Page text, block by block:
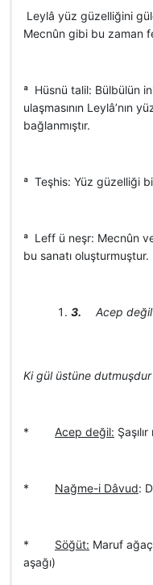
 Leylâ yüz güzelliğini
Mecnûn gibi bu zaman
ª Hüsnü talil: Bülbülün
ulaşmasının Leylâ’nın
bağlanmıştır.
ª Teşhis: Yüz güzelliği
ª Leff ü neşr: Mecnûn
bu sanatı oluşturmuştur.
3. Acep
Ki gül üstüne dutmuşdur
* Acep değil:
* Nağme-i Dâvud:
* Söğüt: Maruf
aşağı)